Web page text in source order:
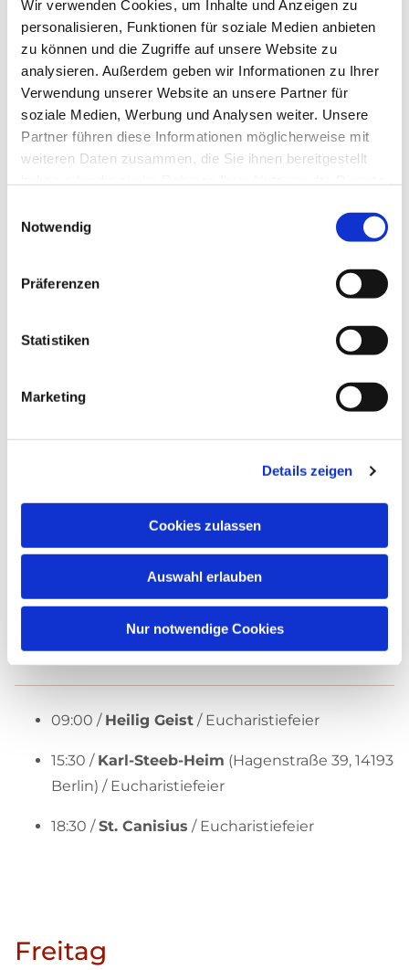
Wir verwenden Cookies, um Inhalte und Anzeigen zu
personalisieren, Funktionen für soziale Medien anbieten
zu können und die Zugriffe auf unsere Website zu
analysieren. Außerdem geben wir Informationen zu Ihrer
Verwendung unserer Website an unsere Partner für
soziale Medien, Werbung und Analysen weiter. Unsere
Partner führen diese Informationen möglicherweise mit
weiteren Daten zusammen, die Sie ihnen bereitgestellt
Notwendig
Präferenzen
Statistiken
Marketing
Details zeigen
Cookies zulassen
Auswahl erlauben
Nur notwendige Cookies
18:30 /St. Canisius/ Eucharistiefeier
20:00 / St. Canisius / Taizégottesdienst
Mittwoch
anschließendem Kaffeetrinken) /
09:00 /
15:00 /
(Seniorenmesse, am 1.
Mittwoch jedes Monats) / Eucharistiefeier
St. Canisius/ Eucharistiefeier
Donnerstag
09:00 / Heilig Geist / Eucharistiefeier
15:30 / Karl-Steeb-Heim (Hagenstraße 39, 14193
Berlin) / Eucharistiefeier
18:30 /St. Canisius / Eucharistiefeier
Freitag